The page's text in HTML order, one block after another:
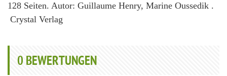
128 Seiten. Autor: Guillaume Henry, Marine Oussedik .
Crystal Verlag
0 BEWERTUNGEN